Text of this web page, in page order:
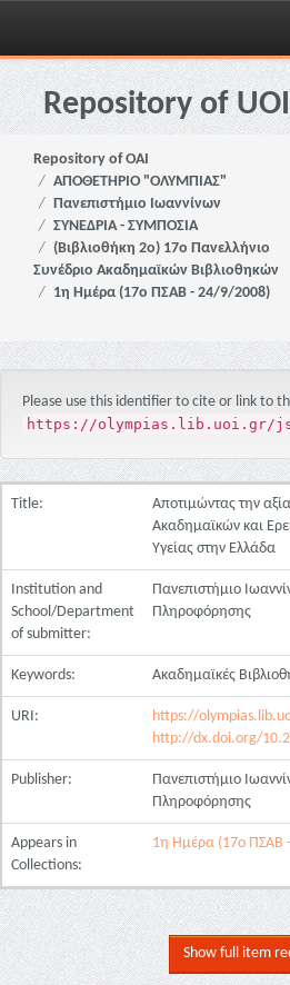
Skip
navigationRepository of
Repository of OAI
ΑΠΟΘΕΤΗΡΙΟ "ΟΛΥΜΠΙΑΣ"
Πανεπιστήμιο Ιωαννίνων
ΣΥΝΕΔΡΙΑ - ΣΥΜΠΟΣΙΑ
(Βιβλιοθήκη 2ο) 17ο Πανελλήνιο
Συνέδριο Ακαδημαϊκών Βιβλιοθηκών
1η Ημέρα (17ο ΠΣΑΒ - 24/9/2008)
Please use this identifier to cite or link to
https://olympias.lib.uoi.gr/
Title:
Αποτιμώντας την
Ακαδημαϊκών και
Υγείας στην Ελλάδα
Institution and
School/Department
of submitter:
Πανεπιστήμιο
Πληροφόρησης
Keywords: Ακαδημαϊκές
URI:
https://
http://dx.doi.org/
Publisher:
Πανεπιστήμιο
Πληροφόρησης
Appears in
Collections:
1η Ημέρα (17ο ΠΣΑΒ
Show full item